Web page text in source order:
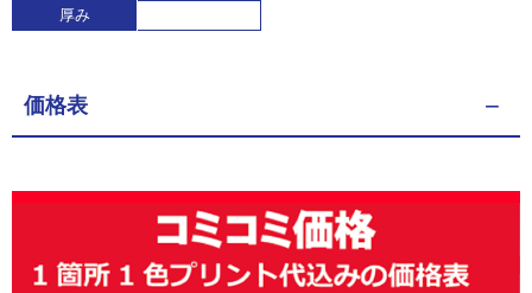
厚み
価格表